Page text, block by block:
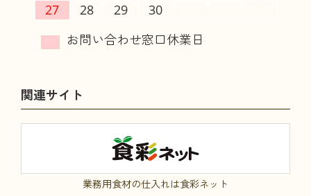
27
28 29 30
関連サイト
業務用食材の仕入れは食彩ネット